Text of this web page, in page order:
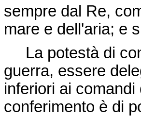
sempre dal Re,
mare e dell'aria; e
La potestà di
guerra, essere
inferiori ai
conferimento è di